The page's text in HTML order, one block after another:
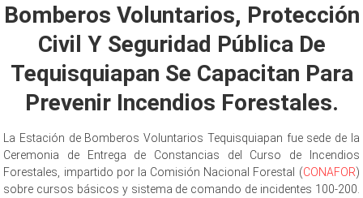
Bomberos Voluntarios, Protección
Civil Y Seguridad Pública De
Tequisquiapan Se Capacitan Para
Prevenir Incendios Forestales.
La Estación de Bomberos Voluntarios Tequisquiapan fue sede de la
Ceremonia de Entrega de Constancias del Curso de Incendios
Forestales, impartido por la Comisión Nacional Forestal (CONAFOR)
sobre cursos básicos y sistema de comando de incidentes 100-200.